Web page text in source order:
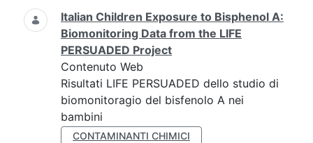
Ricerca
Italian Children Exposure to Bisphenol A:
Biomonitoring Data from the LIFE
PERSUADED Project
Contenuto Web
Risultati LIFE PERSUADED dello studio di
biomonitoragio del bisfenolo A nei
bambini
CONTAMINANTI CHIMICI